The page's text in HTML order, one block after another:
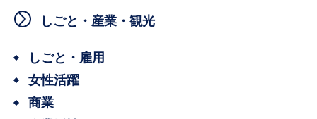
しごと・産業・観光
しごと・雇用
女性活躍
商業